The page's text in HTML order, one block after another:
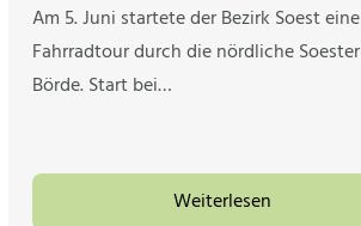
Am 5. Juni startete der Bezirk Soest eine
Fahrradtour durch die nördliche Soester
Börde. Start bei…
Weiterlesen